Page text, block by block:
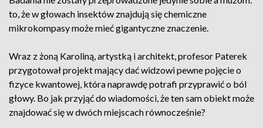
to, że w głowach insektów znajdują się chemiczne
mikrokompasy może mieć gigantyczne znaczenie.
Wraz z żoną Karoliną, artystką i architekt, profesor Paterek
przygotował projekt mający dać widzowi pewne pojęcie o
fizyce kwantowej, która naprawdę potrafi przyprawić o ból
głowy. Bo jak przyjąć do wiadomości, że ten sam obiekt może
znajdować się w dwóch miejscach równocześnie?